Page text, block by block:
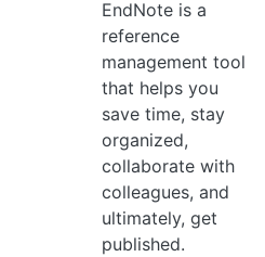
EndNote is a
reference
management tool
that helps you
save time, stay
organized,
collaborate with
colleagues, and
ultimately, get
published.